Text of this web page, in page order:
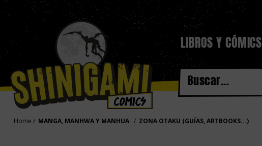
LIBROS Y CÓMICS
Home MANGA, MANHWA Y MANHUA ZONA OTAKU (GUÍAS, ARTBOOKS...)